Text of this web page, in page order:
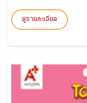
ดูรายละเอียด